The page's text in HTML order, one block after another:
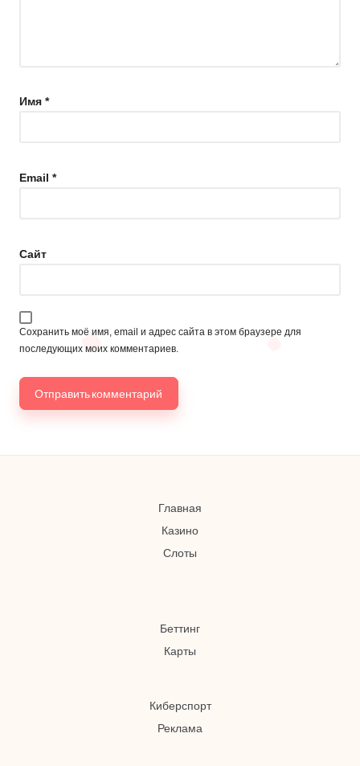
Имя *
Email *
Сайт
Сохранить моё имя, email и адрес сайта в этом браузере для
последующих моих комментариев.
Главная
Казино
Слоты
Беттинг
Карты
Киберспорт
Реклама